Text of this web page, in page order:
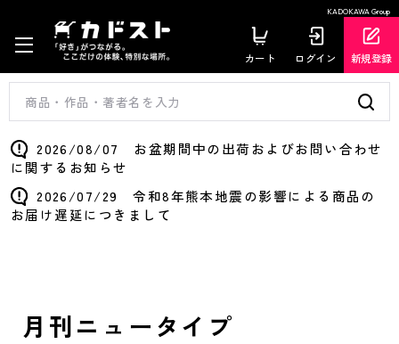
KADOKAWA Group
カート ログイン 新規登録
2026/08/07 お盆期間中の出荷およびお問い合わせ
に関するお知らせ
2026/07/29 令和8年熊本地震の影響による商品の
お届け遅延につきまして
月刊ニュータイプ